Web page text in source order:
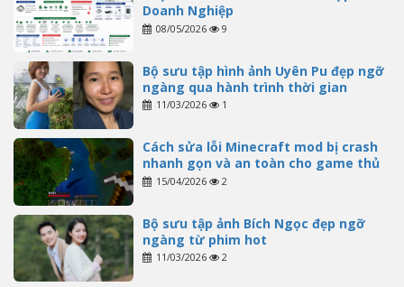
Doanh Nghiệp
08/05/2026 9
Bộ sưu tập hình ảnh Uyên Pu đẹp ngỡ
ngàng qua hành trình thời gian
11/03/2026 1
Cách sửa lỗi Minecraft mod bị crash
nhanh gọn và an toàn cho game thủ
15/04/2026 2
Bộ sưu tập ảnh Bích Ngọc đẹp ngỡ
ngàng từ phim hot
11/03/2026 2